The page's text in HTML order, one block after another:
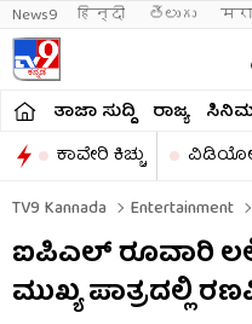
News9 हिन्दी తెలుగు
ತಾಜಾ ಸುದ್ದಿ ರಾಜ್ಯ
ಕಾವೇರಿ ಕಿಚ್ಚು
TV9 Kannada
Entertainment
ಐಪಿಎಲ್ ರೂವಾರಿ
ಮುಖ್ಯ ಪಾತ್ರದಲ್ಲಿ